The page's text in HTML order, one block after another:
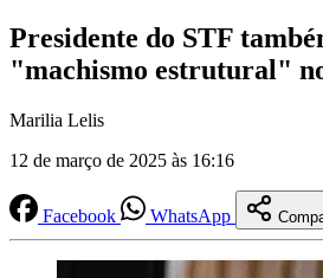
Presidente do STF
"machismo estrutural"
Marilia Lelis
12 de março de 2025 às 16:16
Facebook WhatsApp